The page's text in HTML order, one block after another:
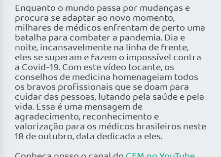
Enquanto o mundo passa por mudanças e
procura se adaptar ao novo momento,
milhares de médicos enfrentam de perto uma
batalha para combater a pandemia. Dia e
noite, incansavelmente na linha de frente,
eles se superam e fazem o impossível contra
a Covid-19. Com este vídeo tocante, os
conselhos de medicina homenageiam todos
os bravos profissionais que se doam para
cuidar das pessoas, lutando pela saúde e pela
vida. Essa é uma mensagem de
agradecimento, reconhecimento e
valorização para os médicos brasileiros neste
18 de outubro, data dedicada a eles.